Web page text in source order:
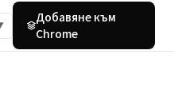
Добавяне към
Chrome